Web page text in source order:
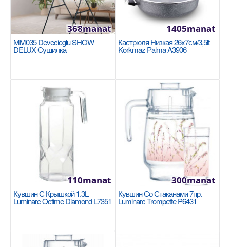
В Корзину
Добавь в сравнения
В избранные
Сковорода с крышкой 26x5cm Korkmaz
Granita A1265-1
Размер: 26x5 см / 2,5 л Покрытие из ПТФЭ
вулканического происхождения с отличными
MM035 Devecioglu SHOW
DELUX Сушилка
368manat
Кастрюля Низкая 26x7см/3,5lt
Korkmaz Palma A3906
1405manat
Кувшин С Крышкой 1.3L
Luminarc Octime Diamond L7351
110manat
Кувшин Со Стаканами 7пр.
Luminarc Trompette P6431
300manat